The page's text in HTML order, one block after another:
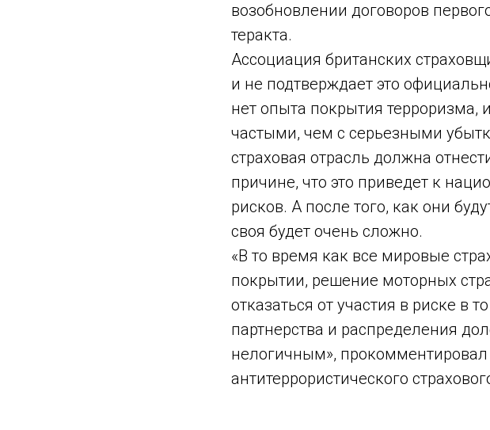
возобновлении договоров
теракта.
Ассоциация британских
и не подтверждает это
нет опыта покрытия терроризма,
частыми, чем с серьезными
страховая отрасль должна
причине, что это приведет к
рисков. А после того, как они
своя будет очень сложно.
«В то время как все мировые
покрытии, решение моторных
отказаться от участия в риске в
партнерства и распределения
нелогичным», прокомментировал
антитеррористического